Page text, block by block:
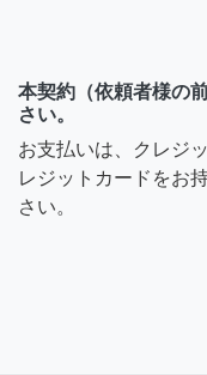
本契約（依頼者様の
さい。
お支払いは、クレジ
レジットカードをお
さい。